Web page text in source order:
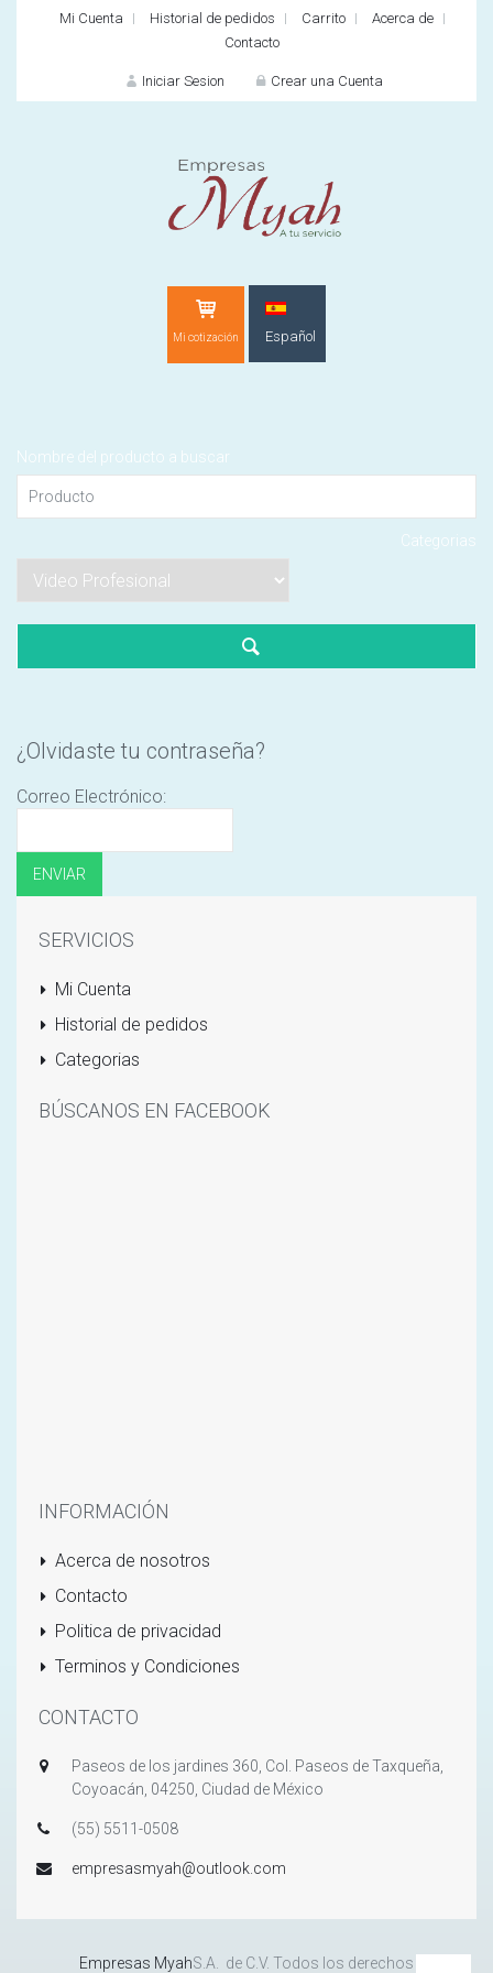
Mi Cuenta Historial de pedidos Carrito
Acerca de
Contacto
Iniciar Sesion Crear una Cuenta
Mi cotización Español
Español
English
Nombre del producto a buscar
Categorias
¿Olvidaste tu contraseña?
Correo Electrónico:
SERVICIOS
Mi Cuenta
Historial de pedidos
Categorias
BÚSCANOS EN FACEBOOK
INFORMACIÓN
Acerca de nosotros
Contacto
Politica de privacidad
Terminos y Condiciones
CONTACTO
Paseos de los jardines 360, Col. Paseos de Taxqueña,
Coyoacán, 04250, Ciudad de México
(55) 5511-0508
empresasmyah@outlook.com
Empresas MyahS.A. de C.V. Todos los derechos